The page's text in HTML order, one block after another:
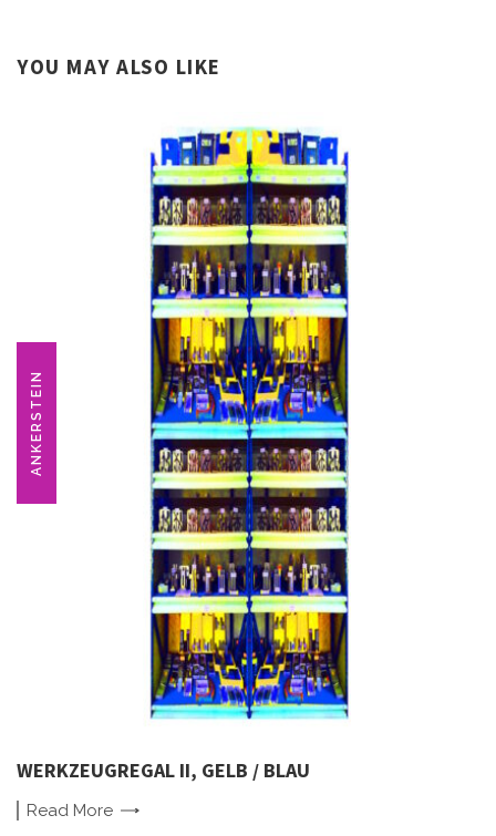
YOU MAY ALSO LIKE
ANKERSTEIN
WERKZEUGREGAL II, GELB / BLAU
Read More